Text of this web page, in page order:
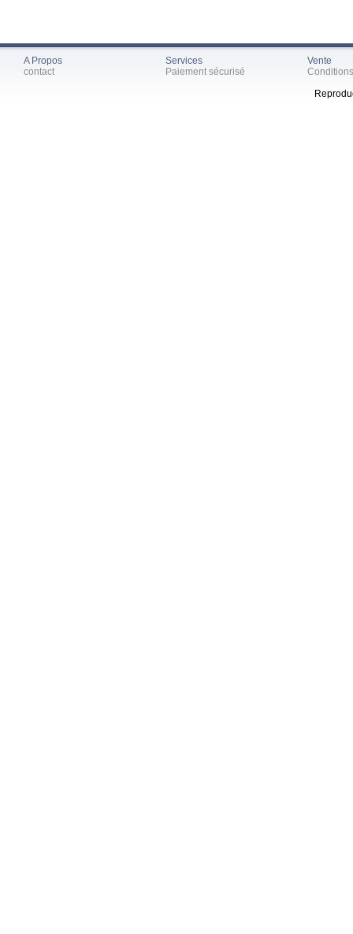
A Propos
contact
Services
Paiement sécurisé
Vente